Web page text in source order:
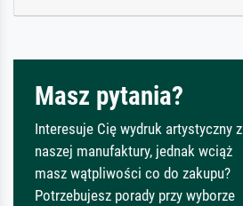
Masz pytania?
Interesuje Cię wydruk artystyczny z
naszej manufaktury, jednak wciąż
masz wątpliwości co do zakupu?
Potrzebujesz porady przy wyborze